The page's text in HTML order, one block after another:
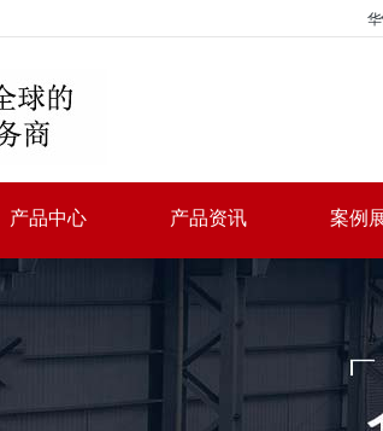
产品中心 产品资讯 案例